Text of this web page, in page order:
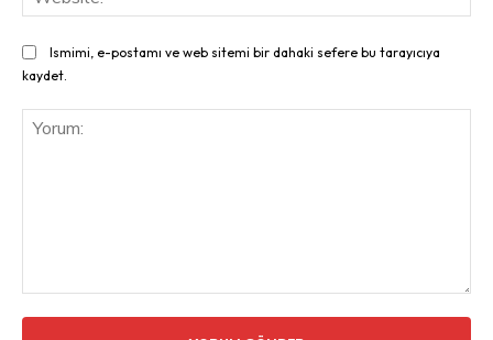
Ismimi, e-postamı ve web sitemi bir dahaki sefere bu tarayıcıya
kaydet.